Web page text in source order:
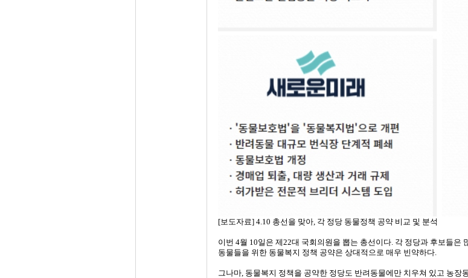
[보도자료] 4.10 총선을 맞아, 각 정당 동물정책 공약 비교 및 분석
이번 4월 10일은 제22대 국회의원을 뽑는 총선이다. 각 정당과 후보들은
동물들을 위한 동물복지 정책 공약은 상대적으로 매우 빈약하다.
그나마, 동물복지 정책을 공약한 정당도 반려동물에만 치우쳐 있고 농장